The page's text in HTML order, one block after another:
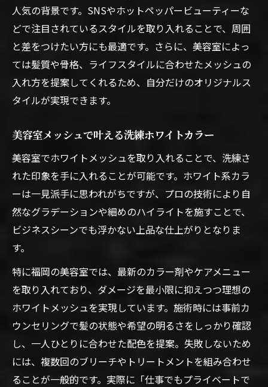
人気の背景です。SNSやホットペッパービューティーな
どで注目されているスタイルを取り入れることで、周囲
と差をつけたい方にも最適です。さらに、美容室によっ
ては髪質や骨格、ライフスタイルに合わせたメッシュの
入れ方を提案してくれるため、自分だけのオリジナルス
タイルが実現できます。
美容室メッシュで叶える洗練ホワイトカラー
美容室でホワイトメッシュを取り入れることで、洗練さ
れた印象を手に入れることが可能です。ホワイト系カラ
ーは一見派手に思われがちですが、プロの技術により自
然なグラデーションや細めのハイライトを施すことで、
ビジネスシーンでも浮かない上品な仕上がりとなりま
す。
特に福岡の美容室では、最新のカラー剤やケアメニュー
を取り入れており、ダメージを最小限に抑えつつ理想の
ホワイトメッシュを実現しています。施術時には事前カ
ウンセリングで髪の状態や希望の明るさをしっかり確認
し、一人ひとりに合わせた配色を提案。失敗しないため
には、複数回のブリーチやトリートメントを組み合わせ
ることが一般的です。実際に「仕事でもプライベートで